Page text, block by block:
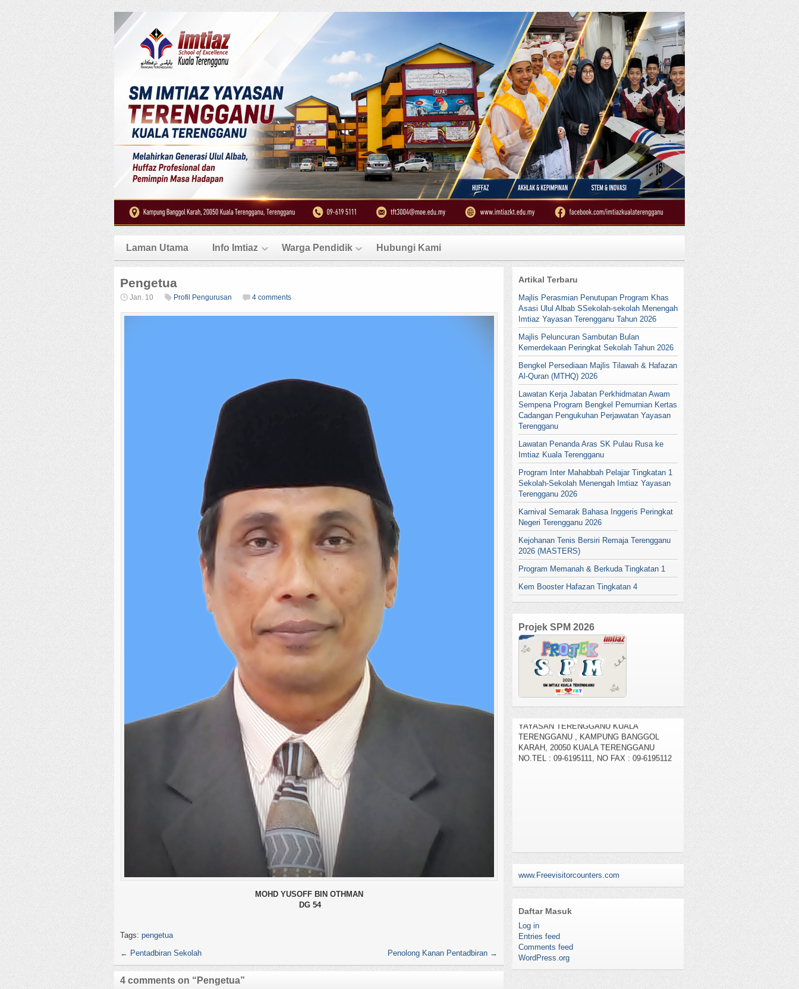
Laman Utama Info Imtiaz Warga Pendidik Hubungi Kami
Pengetua
Jan. 10 Profil Pengurusan 4 comments
MOHD YUSOFF BIN OTHMAN
DG 54
Tags: pengetua
← Pentadbiran Sekolah Penolong Kanan Pentadbiran →
4 comments on “ Pengetua”
Artikal Terbaru
Majlis Perasmian Penutupan Program Khas
Asasi Ulul Albab SSekolah-sekolah Menengah
Imtiaz Yayasan Terengganu Tahun 2026
Majlis Peluncuran Sambutan Bulan
Kemerdekaan Peringkat Sekolah Tahun 2026
Bengkel Persediaan Majlis Tilawah & Hafazan
Al-Quran (MTHQ) 2026
Lawatan Kerja Jabatan Perkhidmatan Awam
Sempena Program Bengkel Pemurnian Kertas
Cadangan Pengukuhan Perjawatan Yayasan
Terengganu
Lawatan Penanda Aras SK Pulau Rusa ke
Imtiaz Kuala Terengganu
Program Inter Mahabbah Pelajar Tingkatan 1
Sekolah-Sekolah Menengah Imtiaz Yayasan
Terengganu 2026
Karnival Semarak Bahasa Inggeris Peringkat
Negeri Terengganu 2026
Kejohanan Tenis Bersiri Remaja Terengganu
2026 (MASTERS)
Program Memanah & Berkuda Tingkatan 1
Kem Booster Hafazan Tingkatan 4
Projek SPM 2026
SELAMAT DATANG KE SM IMTIAZ
YAYASAN TERENGGANU KUALA
TERENGGANU , KAMPUNG BANGGOL
KARAH, 20050 KUALA TERENGGANU
NO.TEL : 09-6195111, NO FAX : 09-6195112
www.Freevisitorcounters.com
Daftar Masuk
Log in
Entries feed
Comments feed
WordPress.org